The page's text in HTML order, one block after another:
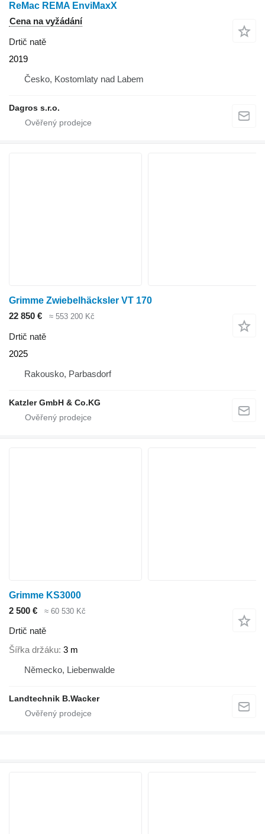
ReMac REMA EnviMaxX
Cena na vyžádání
Drtič natě
2019
Česko, Kostomlaty nad Labem
Dagros s.r.o.
Grimme Zwiebelhäcksler VT 170
22 850 €
≈ 553 200 Kč
Drtič natě
2025
Rakousko, Parbasdorf
Katzler GmbH & Co.KG
Grimme KS3000
2 500 €
≈ 60 530 Kč
Drtič natě
Šířka držáku 3 m
Německo, Liebenwalde
Landtechnik B.Wacker